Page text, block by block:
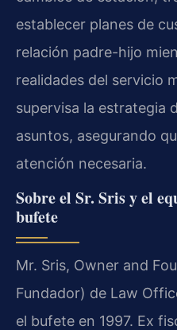
establecer planes de
relación padre-hijo
realidades del servicio
supervisa la estrategia
asuntos, asegurando
atención necesaria.
Sobre el Sr. Sris y el
bufete
Mr. Sris, Owner and
Fundador) de Law
el bufete en 1997. Ex